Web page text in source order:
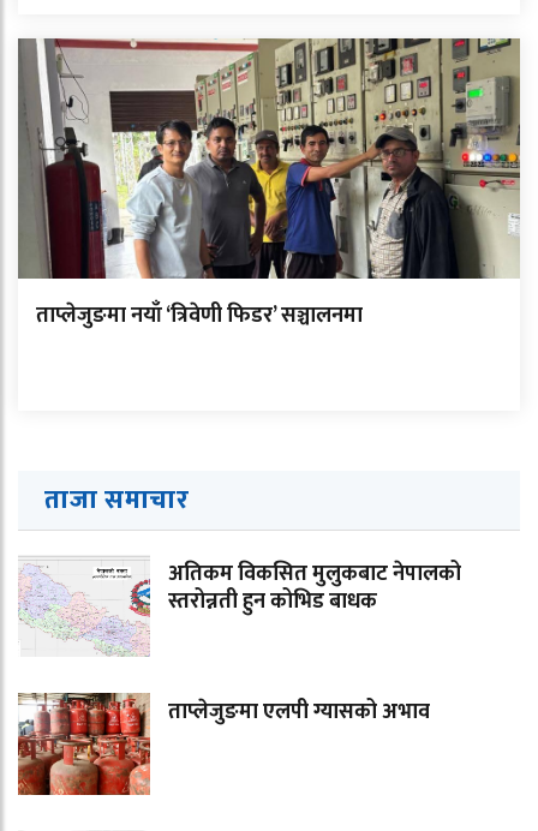
ताप्लेजुङमा नयाँ ‘त्रिवेणी फिडर’ सञ्चालनमा
ताजा समाचार
अतिकम विकसित मुलुकबाट नेपालको
स्तरोन्नती हुन कोभिड बाधक
ताप्लेजुङमा एलपी ग्यासको अभाव